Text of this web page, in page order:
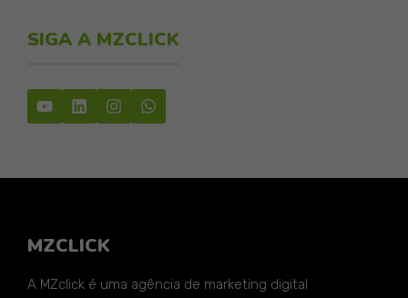
SIGA A MZCLICK
MZCLICK
A MZclick é uma agência de marketing digital